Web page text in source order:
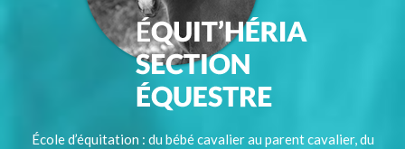
École d’équitation : du bébé cavalier au parent cavalier, du